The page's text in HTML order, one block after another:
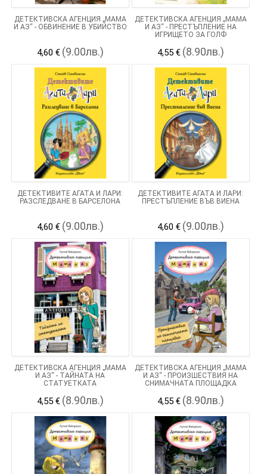
ДЕТЕКТИВСКА АГЕНЦИЯ „МАМА
И АЗ“ - ОБВИНЕНИЕ В УБИЙСТВО
4,60 € (9.00лв.)
ДЕТЕКТИВСКА АГЕНЦИЯ „МАМА
И АЗ“ - ПРЕСТЪПЛЕНИЕ НА
ИГРИЩЕТО ЗА ГОЛФ
4,55 € (8.90лв.)
ДЕТЕКТИВИТЕ АГАТА И ЛАРИ:
РАЗСЛЕДВАНЕ В БАРСЕЛОНА
4,60 € (9.00лв.)
ДЕТЕКТИВИТЕ АГАТА И ЛАРИ:
ПРЕСТЪПЛЕНИЕ ВЪВ ВИЕНА
4,60 € (9.00лв.)
ДЕТЕКТИВСКА АГЕНЦИЯ „МАМА
И АЗ“ - ТАЙНАТА НА
СТАТУЕТКАТА
4,55 € (8.90лв.)
ДЕТЕКТИВСКА АГЕНЦИЯ „МАМА
И АЗ“ - ПРОИЗШЕСТВИЯ НА
СНИМАЧНАТА ПЛОЩАДКА
4,55 € (8.90лв.)